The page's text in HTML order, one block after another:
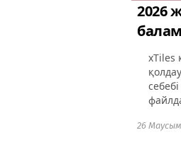
2026
xTiles
26